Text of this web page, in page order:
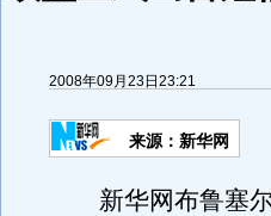
2008年09月23日23:21
来源：新华网
新华网布鲁塞尔